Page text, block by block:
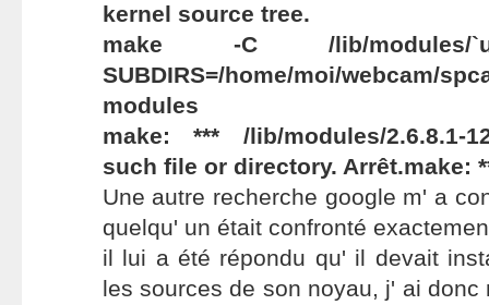
kernel source tree.
make -C /lib/modules/
SUBDIRS=/home/moi/webcam/
modules
make: *** /lib/modules/2.6.8.1-
such file or directory. Arrêt.make:
Une autre recherche google m' a
quelqu' un était confronté
il lui a été répondu qu' il devait
les sources de son noyau, j' ai